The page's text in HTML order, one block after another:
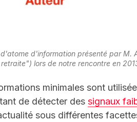
d'information présenté par M.
") lors de notre rencontre en
minimales sont
de détecter des signaux
sous différentes